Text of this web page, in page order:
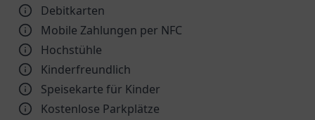
Debitkarten
Mobile Zahlungen per NFC
Hochstühle
Kinder­freundlich
Speisekarte für Kinder
Kostenlose Parkplätze